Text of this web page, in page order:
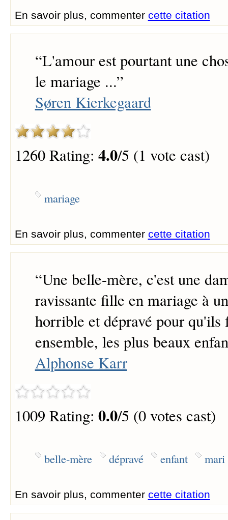
En savoir plus, commenter cette citation
“L'amour est pourtant une
le mariage ...”
Søren Kierkegaard
1260 Rating: 4.0/5 (1 vote cast)
mariage
En savoir plus, commenter cette citation
“Une belle-mère, c'est une
ravissante fille en mariage à
horrible et dépravé pour qu'ils
ensemble, les plus beaux
Alphonse Karr
1009 Rating: 0.0/5 (0 votes cast)
belle-mère dépravé enfant mari
En savoir plus, commenter cette citation